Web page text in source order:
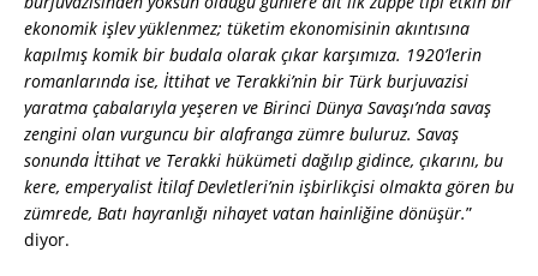
ekonomik işlev yüklenmez; tüketim ekonomisinin akıntısına
kapılmış komik bir budala olarak çıkar karşımıza. 1920’lerin
romanlarında ise, İttihat ve Terakki’nin bir Türk burjuvazisi
yaratma çabalarıyla yeşeren ve Birinci Dünya Savaşı’nda savaş
zengini olan vurguncu bir alafranga zümre buluruz. Savaş
sonunda İttihat ve Terakki hükümeti dağılıp gidince, çıkarını, bu
kere, emperyalist İtilaf Devletleri’nin işbirlikçisi olmakta gören bu
zümrede, Batı hayranlığı nihayet vatan hainliğine dönüşür.”
diyor.